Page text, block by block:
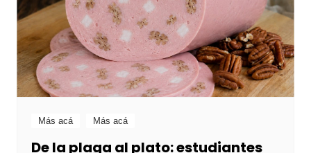
Más acá Más acá
De la plaga al plato: estudiantes